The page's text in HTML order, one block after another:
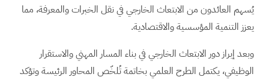
يُسهم العائدون من الابتعاث الخارجي في نقل الخبرات والمعرفة، مما
يعزز التنمية المؤسسية والاقتصادية.
وبعد إبراز دور الابتعاث الخارجي في بناء المسار المهني والاستقرار
الوظيفي، يكتمل الطرح العلمي بخاتمة تُلخّص المحاور الرئيسة وتؤكد